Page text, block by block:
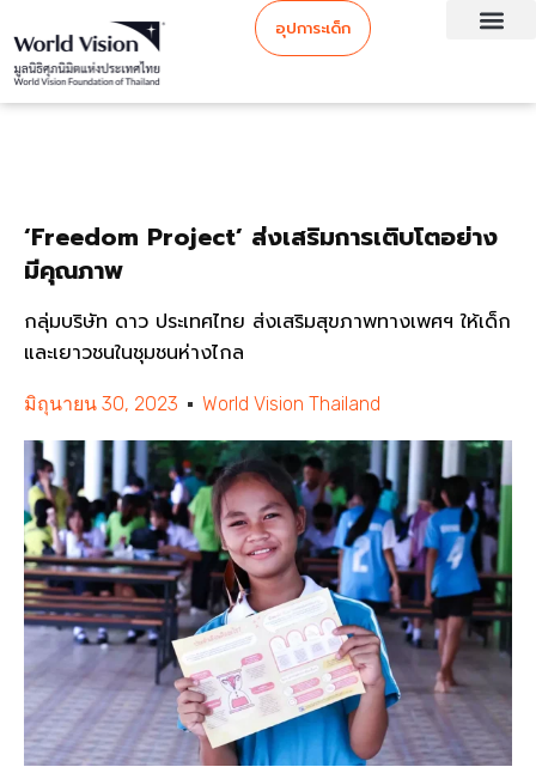
อุปการะเด็ก
‘Freedom Project’ ส่งเสริมการเติบโตอย่าง
มีคุณภาพ
กลุ่มบริษัท ดาว ประเทศไทย ส่งเสริมสุขภาพทางเพศฯ ให้เด็ก
และเยาวชนในชุมชนห่างไกล
มิถุนายน 30, 2023 World Vision Thailand